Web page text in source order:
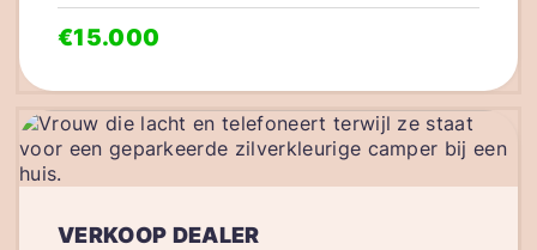
VERKOOP DEALER
€15.000